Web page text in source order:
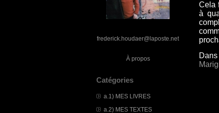
frederick.houdaer@laposte.net
À propos
Catégories
a.1) MES LIVRES
a.2) MES TEXTES
Cela
à